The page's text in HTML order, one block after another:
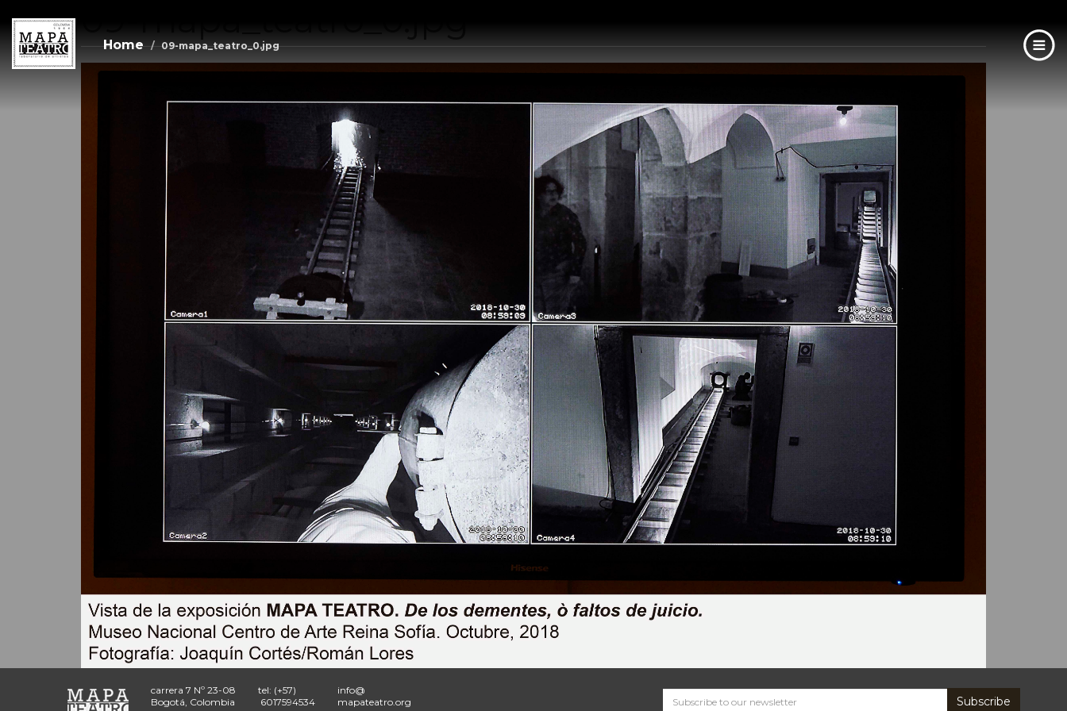
main
content
Home 09-mapa_teatro_0.jpg
carrera 7 Nº 23-08
Bogotá, Colombia
tel: (+57)
6017594534
info@
mapateatro.org
Subscribe